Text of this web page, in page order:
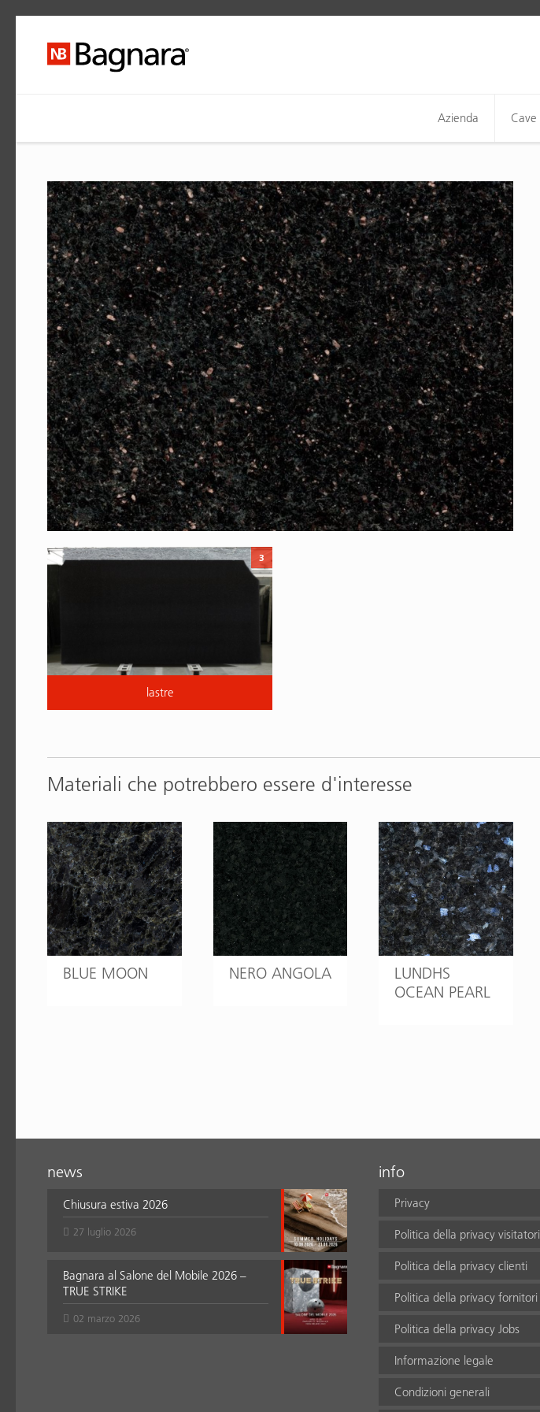
Azienda
Cave
lastre
3
Materiali che potrebbero essere d'interesse
BLUE MOON NERO ANGOLA
LUNDHS
OCEAN PEARL
news
Chiusura estiva 2026
27 luglio 2026
Bagnara al Salone del Mobile 2026 –
TRUE STRIKE
02 marzo 2026
info
Privacy
Politica della privacy visitatori
Politica della privacy clienti
Politica della privacy fornitori
Politica della privacy Jobs
Informazione legale
Condizioni generali